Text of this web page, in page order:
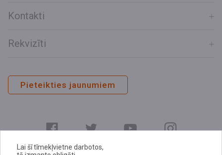
Kontakti
Rekvizīti
Pieteikties jaunumiem
Lai šī tīmekļvietne darbotos,